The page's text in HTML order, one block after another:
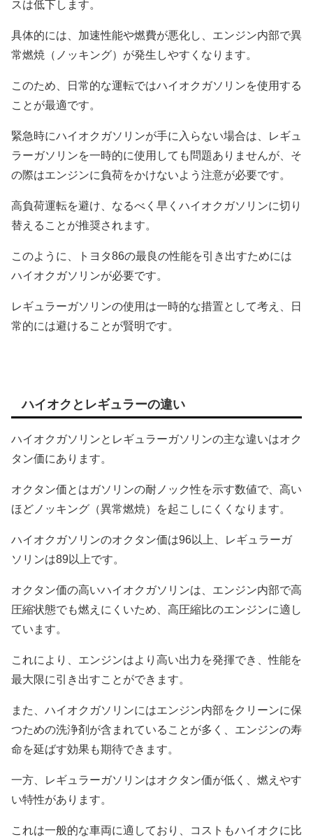
スは低下します。
具体的には、加速性能や燃費が悪化し、エンジン内部で異
常燃焼（ノッキング）が発生しやすくなります。
このため、日常的な運転ではハイオクガソリンを使用する
ことが最適です。
緊急時にハイオクガソリンが手に入らない場合は、レギュ
ラーガソリンを一時的に使用しても問題ありませんが、そ
の際はエンジンに負荷をかけないよう注意が必要です。
高負荷運転を避け、なるべく早くハイオクガソリンに切り
替えることが推奨されます。
このように、トヨタ86の最良の性能を引き出すためには
ハイオクガソリンが必要です。
レギュラーガソリンの使用は一時的な措置として考え、日
常的には避けることが賢明です。
ハイオクとレギュラーの違い
ハイオクガソリンとレギュラーガソリンの主な違いはオク
タン価にあります。
オクタン価とはガソリンの耐ノック性を示す数値で、高い
ほどノッキング（異常燃焼）を起こしにくくなります。
ハイオクガソリンのオクタン価は96以上、レギュラーガ
ソリンは89以上です。
オクタン価の高いハイオクガソリンは、エンジン内部で高
圧縮状態でも燃えにくいため、高圧縮比のエンジンに適し
ています。
これにより、エンジンはより高い出力を発揮でき、性能を
最大限に引き出すことができます。
また、ハイオクガソリンにはエンジン内部をクリーンに保
つための洗浄剤が含まれていることが多く、エンジンの寿
命を延ばす効果も期待できます。
一方、レギュラーガソリンはオクタン価が低く、燃えやす
い特性があります。
これは一般的な車両に適しており、コストもハイオクに比